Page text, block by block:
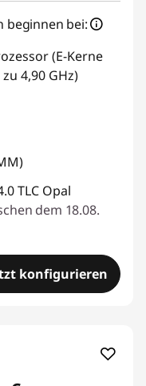
beginnen bei:
(E-Kerne
4,90 GHz)
TLC Opal
dem 18.08.
konfigurieren